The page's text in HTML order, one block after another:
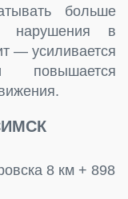
больше
нарушения в
— усиливается
повышается
8 км + 898